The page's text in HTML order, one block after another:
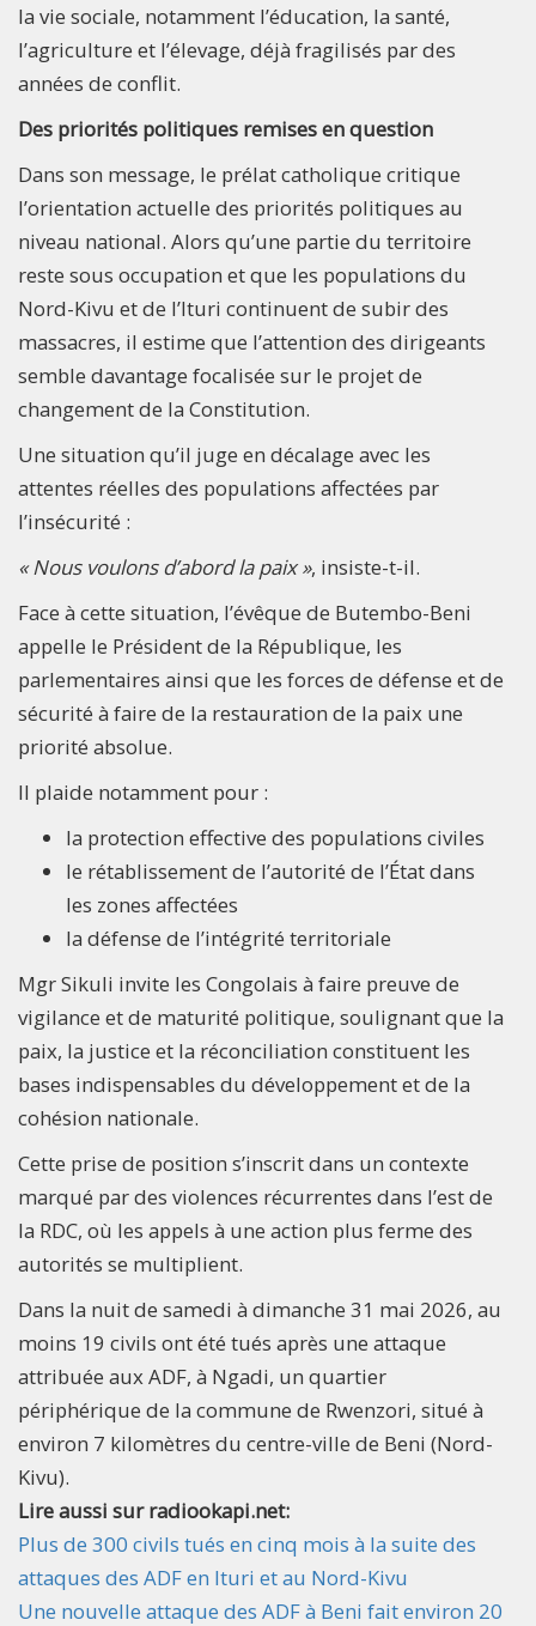
la vie sociale, notamment l’éducation, la santé,
l’agriculture et l’élevage, déjà fragilisés par des
années de conflit.
Des priorités politiques remises en question
Dans son message, le prélat catholique critique
l’orientation actuelle des priorités politiques au
niveau national. Alors qu’une partie du territoire
reste sous occupation et que les populations du
Nord-Kivu et de l’Ituri continuent de subir des
massacres, il estime que l’attention des dirigeants
semble davantage focalisée sur le projet de
changement de la Constitution.
Une situation qu’il juge en décalage avec les
attentes réelles des populations affectées par
l’insécurité :
« Nous voulons d’abord la paix », insiste-t-il.
Face à cette situation, l’évêque de Butembo-Beni
appelle le Président de la République, les
parlementaires ainsi que les forces de défense et de
sécurité à faire de la restauration de la paix une
priorité absolue.
Il plaide notamment pour :
la protection effective des populations civiles
le rétablissement de l’autorité de l’État dans
les zones affectées
la défense de l’intégrité territoriale
Mgr Sikuli invite les Congolais à faire preuve de
vigilance et de maturité politique, soulignant que la
paix, la justice et la réconciliation constituent les
bases indispensables du développement et de la
cohésion nationale.
Cette prise de position s’inscrit dans un contexte
marqué par des violences récurrentes dans l’est de
la RDC, où les appels à une action plus ferme des
autorités se multiplient.
Dans la nuit de samedi à dimanche 31 mai 2026, au
moins 19 civils ont été tués après une attaque
attribuée aux ADF, à Ngadi, un quartier
périphérique de la commune de Rwenzori, situé à
environ 7 kilomètres du centre-ville de Beni (Nord-
Kivu).
Lire aussi sur radiookapi.net:
Plus de 300 civils tués en cinq mois à la suite des
attaques des ADF en Ituri et au Nord-Kivu
Une nouvelle attaque des ADF à Beni fait environ 20